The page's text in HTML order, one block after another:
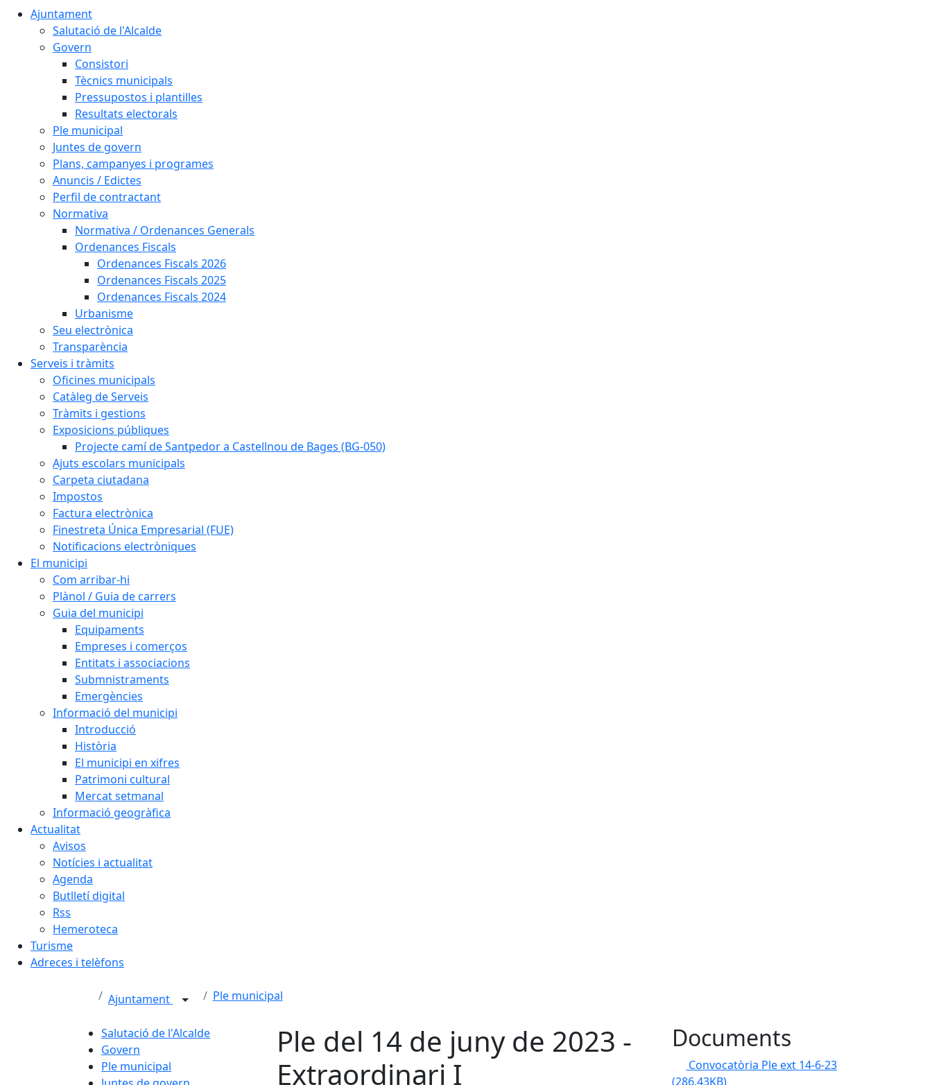
Ajuntament
Salutació de l'Alcalde
Govern
Consistori
Tècnics municipals
Pressupostos i plantilles
Resultats electorals
Ple municipal
Juntes de govern
Plans, campanyes i programes
Anuncis / Edictes
Perfil de contractant
Normativa
Normativa / Ordenances Generals
Ordenances Fiscals
Ordenances Fiscals 2026
Ordenances Fiscals 2025
Ordenances Fiscals 2024
Urbanisme
Seu electrònica
Transparència
Serveis i tràmits
Oficines municipals
Catàleg de Serveis
Tràmits i gestions
Exposicions públiques
Projecte camí de Santpedor a Castellnou de Bages (BG-050)
Ajuts escolars municipals
Carpeta ciutadana
Impostos
Factura electrònica
Finestreta Única Empresarial (FUE)
Notificacions electròniques
El municipi
Com arribar-hi
Plànol / Guia de carrers
Guia del municipi
Equipaments
Empreses i comerços
Entitats i associacions
Submnistraments
Emergències
Informació del municipi
Introducció
Història
El municipi en xifres
Patrimoni cultural
Mercat setmanal
Informació geogràfica
Actualitat
Avisos
Notícies i actualitat
Agenda
Butlletí digital
Rss
Hemeroteca
Turisme
Adreces i telèfons
Ajuntament Ple municipal
Salutació de l'Alcalde
Govern
Ple municipal
Ple del 14 de juny de 2023 -
Extraordinari I
Documents
Convocatòria Ple ext 14-6-23
(286.43KB)